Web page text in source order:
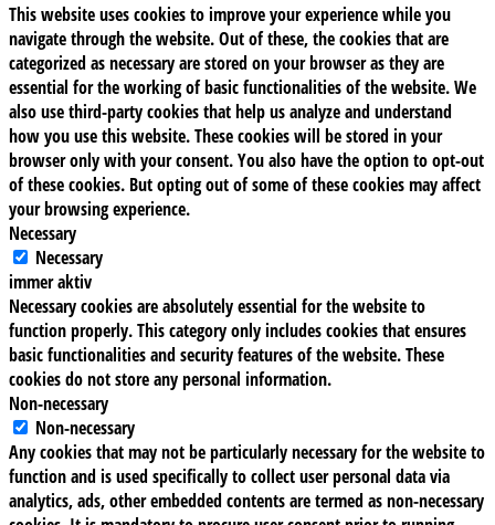
This website uses cookies to improve your experience while you
navigate through the website. Out of these, the cookies that are
categorized as necessary are stored on your browser as they are
essential for the working of basic functionalities of the website. We
also use third-party cookies that help us analyze and understand
how you use this website. These cookies will be stored in your
browser only with your consent. You also have the option to opt-out
of these cookies. But opting out of some of these cookies may affect
your browsing experience.
Necessary
Necessary
immer aktiv
Necessary cookies are absolutely essential for the website to
function properly. This category only includes cookies that ensures
basic functionalities and security features of the website. These
cookies do not store any personal information.
Non-necessary
Non-necessary
Any cookies that may not be particularly necessary for the website to
function and is used specifically to collect user personal data via
analytics, ads, other embedded contents are termed as non-necessary